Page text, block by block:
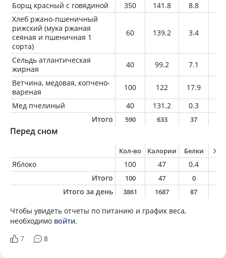
Борщ красный с говядиной 350 141.8 8.8
Хлеб ржано-пшеничный
рижский (мука ржаная
сеяная и пшеничная 1
сорта)
60 139.2 3.4
Сельдь атлантическая
жирная
40 99.2 7.1
Ветчина, медовая, копчено-
вареная
100 122 17.9
Мед пчелиный
40 131.2 0.3
Итого
590 633 37
Перед сном
Кол-во Калории Белки
Яблоко 100 47 0.4
Итого
100 47 0
Итого за день 3861 1687 87
Чтобы увидеть отчеты по питанию и график веса,
необходимо войти.
7
8